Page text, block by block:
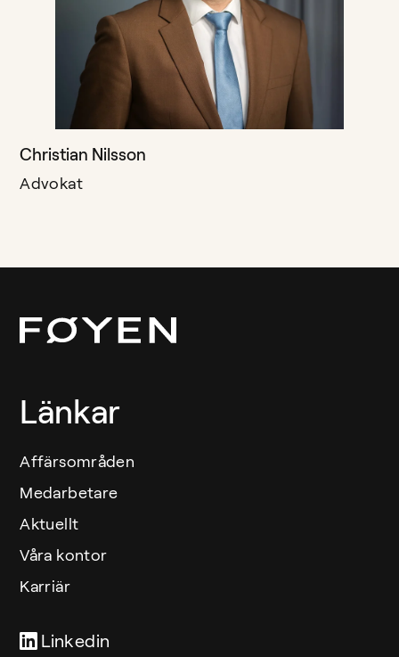
Christian Nilsson
Advokat
Länkar
Affärsområden
Medarbetare
Aktuellt
Våra kontor
Karriär
Linkedin